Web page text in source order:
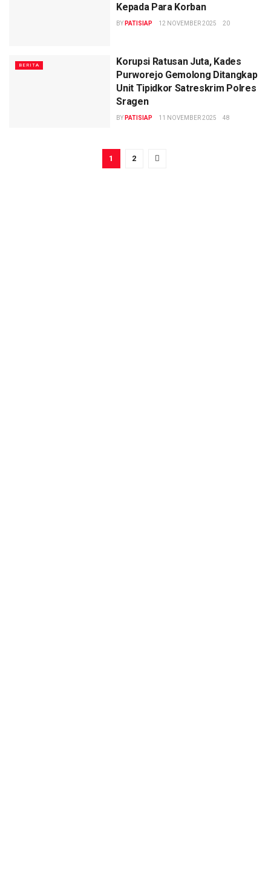
Kepada Para Korban
BY PATISIAP 12 NOVEMBER 2025 20
BERITA
Korupsi Ratusan Juta, Kades
Purworejo Gemolong Ditangkap
Unit Tipidkor Satreskrim Polres
Sragen
BY PATISIAP 11 NOVEMBER 2025 48
1 2